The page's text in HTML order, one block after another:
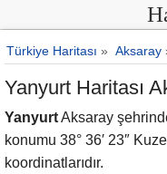
Türkiye Haritası » Aksaray
Yanyurt Haritası
YanyurtAksaray
konumu 38° 36′ 23″
koordinatlarıdır.